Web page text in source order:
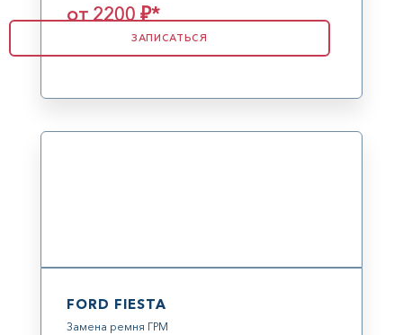
от 2200 ₽*
ЗАПИСАТЬСЯ
FORD FIESTA
Замена ремня ГРМ